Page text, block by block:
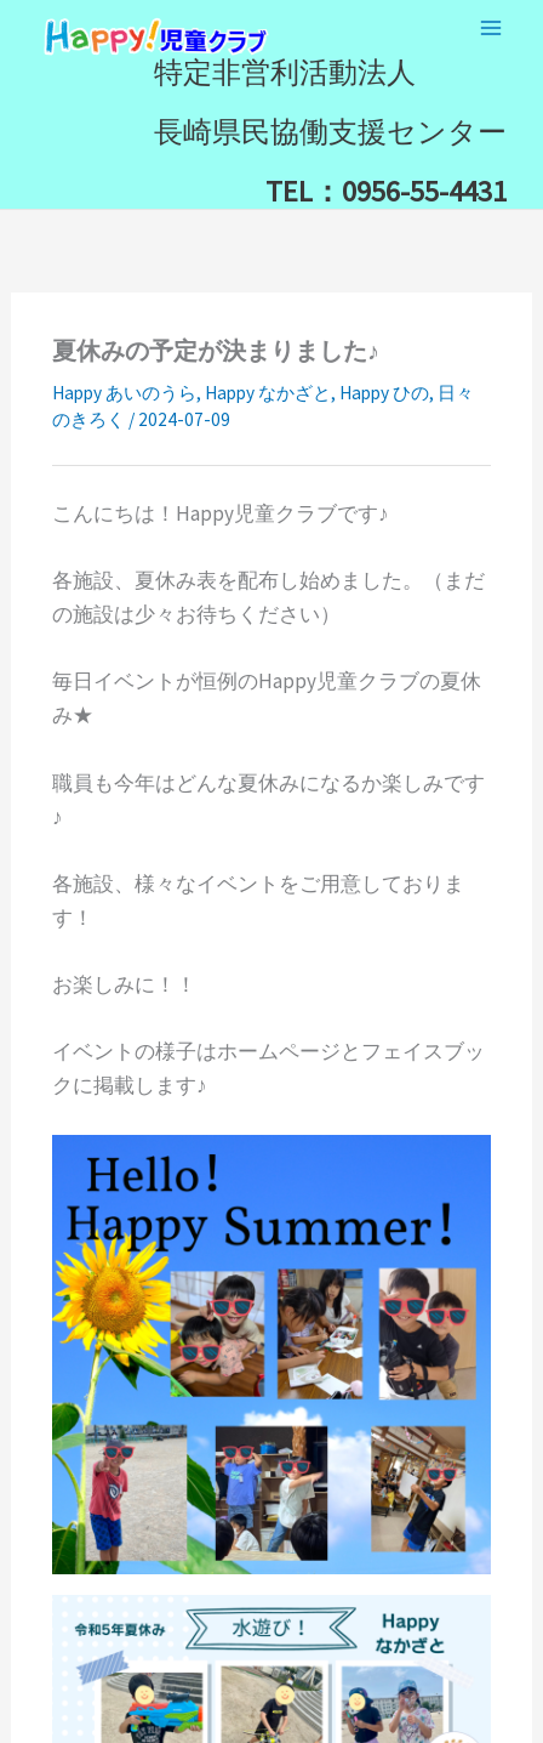
特定非営利活動法人
長崎県民協働支援センター
TEL：0956-55-4431
夏休みの予定が決まりました♪
Happy あいのうら, Happy なかざと, Happy ひの, 日々
のきろく / 2024-07-09
こんにちは！Happy児童クラブです♪
各施設、夏休み表を配布し始めました。（まだ
の施設は少々お待ちください）
毎日イベントが恒例のHappy児童クラブの夏休
み★
職員も今年はどんな夏休みになるか楽しみです
♪
各施設、様々なイベントをご用意しておりま
す！
お楽しみに！！
イベントの様子はホームページとフェイスブッ
クに掲載します♪
検
索